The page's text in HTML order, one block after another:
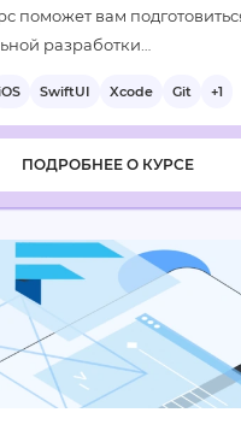
поможет вам
разработки…
SwiftUI Xcode Git +1
ПОДРОБНЕЕ О КУРСЕ